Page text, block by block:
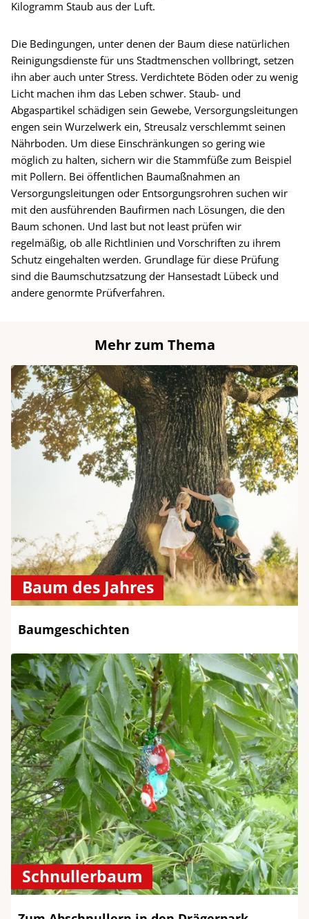
Kilogramm Staub aus der Luft.
Die Bedingungen, unter denen der Baum diese natürlichen
Reinigungsdienste für uns Stadtmenschen vollbringt, setzen
ihn aber auch unter Stress. Verdichtete Böden oder zu wenig
Licht machen ihm das Leben schwer. Staub- und
Abgaspartikel schädigen sein Gewebe, Versorgungsleitungen
engen sein Wurzelwerk ein, Streusalz verschlemmt seinen
Nährboden. Um diese Einschränkungen so gering wie
möglich zu halten, sichern wir die Stammfüße zum Beispiel
mit Pollern. Bei öffentlichen Baumaßnahmen an
Versorgungsleitungen oder Entsorgungsrohren suchen wir
mit den ausführenden Baufirmen nach Lösungen, die den
Baum schonen. Und last but not least prüfen wir
regelmäßig, ob alle Richtlinien und Vorschriften zu ihrem
Schutz eingehalten werden. Grundlage für diese Prüfung
sind die Baumschutzsatzung der Hansestadt Lübeck und
andere genormte Prüfverfahren.
Mehr zum Thema
Baum des Jahres
Baumgeschichten
Schnullerbaum